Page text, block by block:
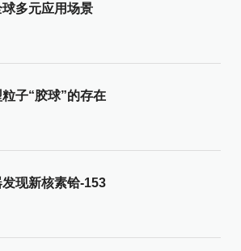
多元应用场景
子“胶球”的存在
现新核素铪-153